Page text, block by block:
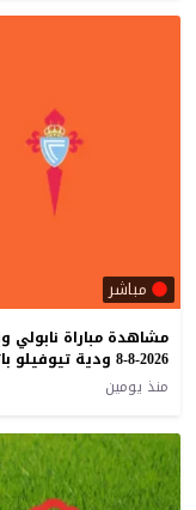
مباشر
مشاهدة مباراة نابولي
8-8-2026 ودية تيوفيلو باتيني
منذ يومين